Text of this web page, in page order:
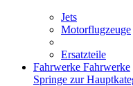
Jets
Motorflugzeuge
Ersatzteile
Fahrwerke Fahrwerke
Springe zur